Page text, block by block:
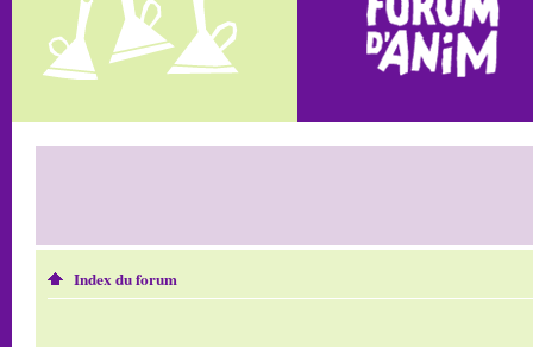
Index du forum